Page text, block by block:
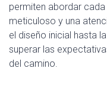
permiten abordar
meticuloso y una
el diseño inicial hasta
superar las
del camino.